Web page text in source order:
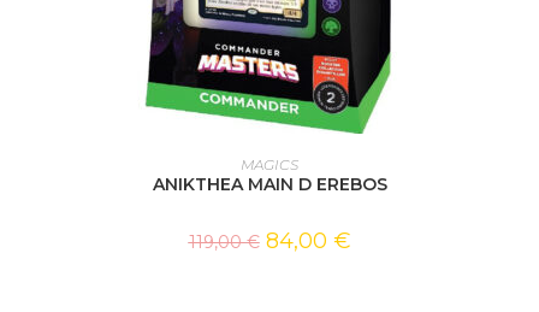
AJOUTER AU PANIER
MAGICS
ANIKTHEA MAIN D EREBOS
119,00€ 84,00 €